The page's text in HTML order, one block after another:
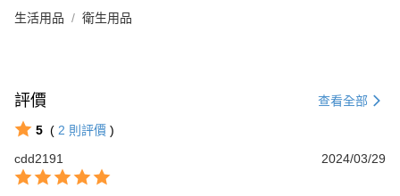
生活用品 衛生用品
評價 查看全部
5 ( 2 則評價 )
cdd2191
2024/03/29